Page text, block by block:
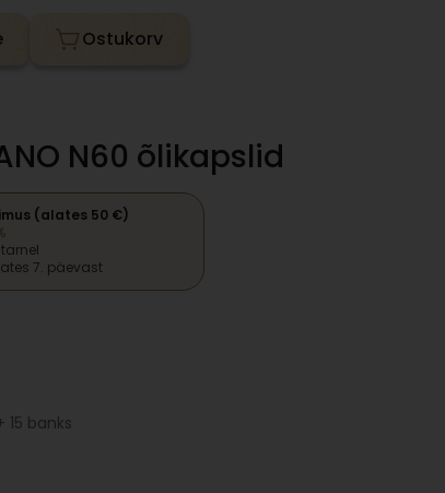
N60 õlikapslid
(alates 50 €)
7. päevast
15 banks